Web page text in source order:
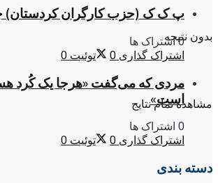
بدون نتیجه
مشاهده تمام نتایج
پ ک ک (حزب کارگران
0 اشتراک ها
اشتراک گذاری 0 توئیت 0
مردی که می‌گفت «هرجا یک کُرد
است»
0 اشتراک ها
اشتراک گذاری 0 توئیت 0
دسته بندی